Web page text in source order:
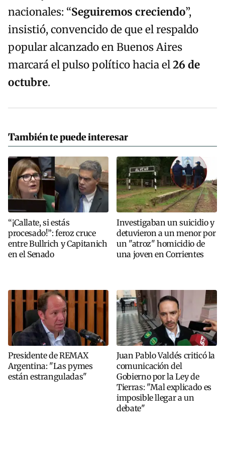
nacionales: “Seguiremos creciendo”,
insistió, convencido de que el respaldo
popular alcanzado en Buenos Aires
marcará el pulso político hacia el26 de
octubre.
También te puede interesar
“¡Callate, si estás
procesado!”: feroz cruce
entre Bullrich y Capitanich
en el Senado
Investigaban un suicidio y
detuvieron a un menor por
un "atroz" homicidio de
una joven en Corrientes
Presidente de REMAX
Argentina: "Las pymes
están estranguladas"
Juan Pablo Valdés criticó la
comunicación del
Gobierno por la Ley de
Tierras: "Mal explicado es
imposible llegar a un
debate"